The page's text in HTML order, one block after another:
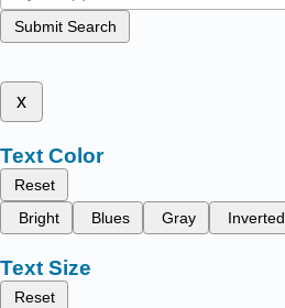
Submit Search
x
Text Color
Reset
Bright
Blues Gray Inverted
Text Size
Reset